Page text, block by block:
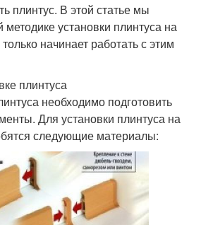
плинтус. В этой статье мы
установки плинтуса на
начинает работать с этим
плинтуса
необходимо подготовить
Для установки плинтуса на
следующие материалы: